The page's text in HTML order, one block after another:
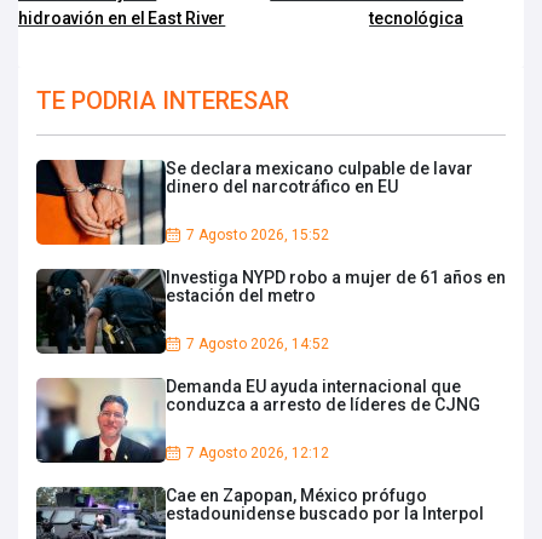
hidroavión en el East River
tecnológica
TE PODRIA INTERESAR
Se declara mexicano culpable de lavar
dinero del narcotráfico en EU
7 Agosto 2026, 15:52
Investiga NYPD robo a mujer de 61 años en
estación del metro
7 Agosto 2026, 14:52
Demanda EU ayuda internacional que
conduzca a arresto de líderes de CJNG
7 Agosto 2026, 12:12
Cae en Zapopan, México prófugo
estadounidense buscado por la Interpol